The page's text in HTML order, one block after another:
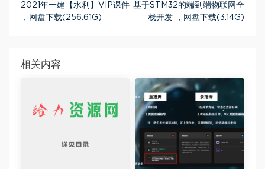
2021年一建【水利】VIP课件
，网盘下载(256.61G)
基于STM32的端到端物联网全
栈开发 ，网盘下载(3.14G)
相关内容